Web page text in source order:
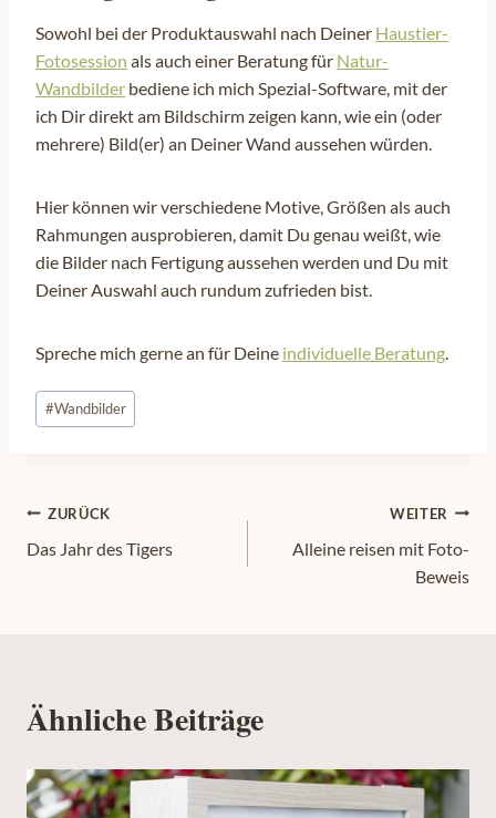
Sowohl bei der Produktauswahl nach Deiner Haustier-
Fotosession als auch einer Beratung für Natur-
Wandbilder bediene ich mich Spezial-Software, mit der
ich Dir direkt am Bildschirm zeigen kann, wie ein (oder
mehrere) Bild(er) an Deiner Wand aussehen würden.
Hier können wir verschiedene Motive, Größen als auch
Rahmungen ausprobieren, damit Du genau weißt, wie
die Bilder nach Fertigung aussehen werden und Du mit
Deiner Auswahl auch rundum zufrieden bist.
Spreche mich gerne an für Deine individuelle Beratung.
Schlagworte:
#Wandbilder
Beitragsnavigation
ZURÜCK
Das Jahr des Tigers
WEITER
Alleine reisen mit Foto-
Beweis
Ähnliche Beiträge